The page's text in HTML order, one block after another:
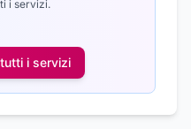
i servizi.
i servizi